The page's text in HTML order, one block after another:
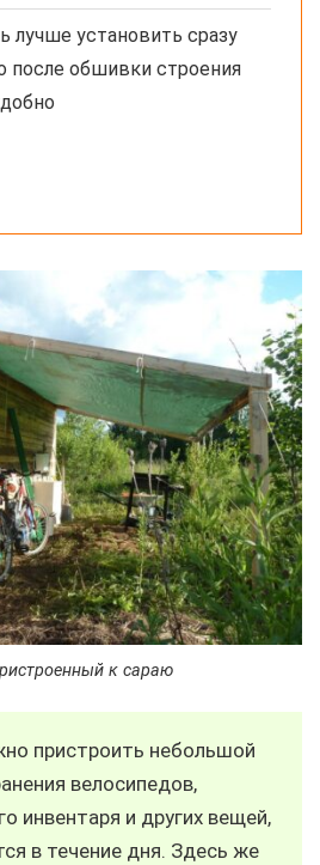
лучше установить сразу
после обшивки строения
к сараю
пристроить небольшой
велосипедов,
инвентаря и других вещей,
в течение дня. Здесь же